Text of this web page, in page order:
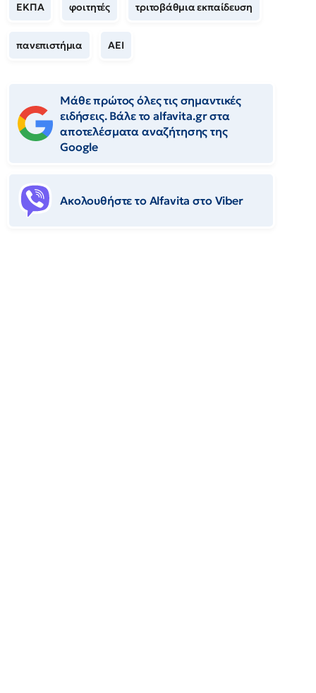
ΕΚΠΑ φοιτητές τριτοβάθμια εκπαίδευση
πανεπιστήμια ΑΕΙ
Μάθε πρώτος όλες τις σημαντικές
ειδήσεις. Βάλε το alfavita.gr στα
αποτελέσματα αναζήτησης της
Google
Ακολουθήστε το Αlfavita στο Viber